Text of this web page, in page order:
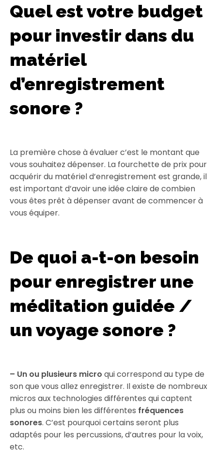
Quel est votre budget
pour investir dans du
matériel
d’enregistrement
sonore ?
La première chose à évaluer c’est le montant que
vous souhaitez dépenser. La fourchette de prix pour
acquérir du matériel d’enregistrement est grande, il
est important d’avoir une idée claire de combien
vous êtes prêt à dépenser avant de commencer à
vous équiper.
De quoi a-t-on besoin
pour enregistrer une
méditation guidée /
un voyage sonore ?
– Un ou plusieurs micro qui correspond au type de
son que vous allez enregistrer. Il existe de nombreux
micros aux technologies différentes qui captent
plus ou moins bien les différentes fréquences
sonores. C’est pourquoi certains seront plus
adaptés pour les percussions, d’autres pour la voix,
etc.